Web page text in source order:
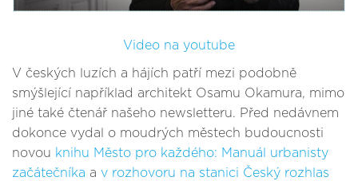
Video na youtube
V českých luzích a hájích patří mezi podobně
smýšlející například architekt Osamu Okamura, mimo
jiné také čtenář našeho newsletteru. Před nedávnem
dokonce vydal o moudrých městech budoucnosti
novou knihu Město pro každého: Manuál urbanisty
začátečníka a v rozhovoru na stanici Český rozhlas